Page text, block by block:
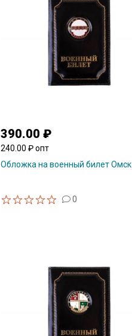
390.00 ₽
240.00 ₽ опт
Обложка на военный билет Омск
0